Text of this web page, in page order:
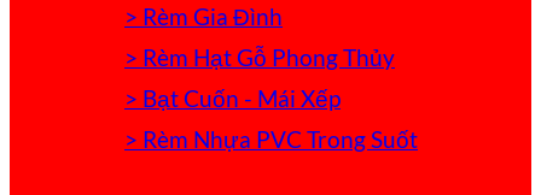
> Rèm Gia Đình
> Rèm Hạt Gỗ Phong Thủy
> Bạt Cuốn - Mái Xếp
> Rèm Nhựa PVC Trong Suốt